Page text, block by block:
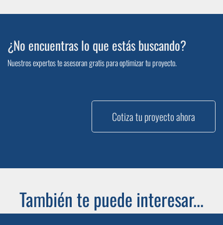
¿No encuentras lo que estás buscando?
Nuestros expertos te asesoran gratis para optimizar tu proyecto.
Cotiza tu proyecto ahora
También te puede interesar...